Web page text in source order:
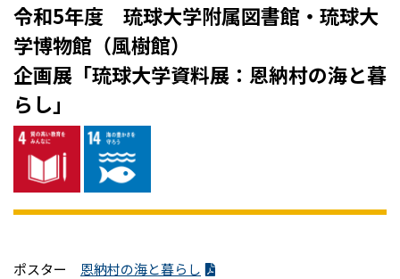
令和5年度 琉球大学附属図書館・琉球大
学博物館（風樹館）
企画展「琉球大学資料展：恩納村の海と暮
らし」
ポスター 恩納村の海と暮らし